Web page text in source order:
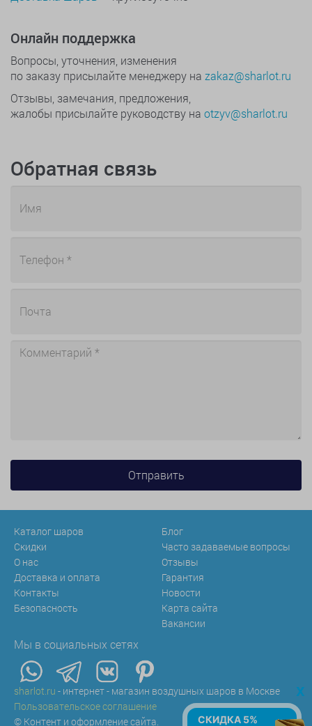
Онлайн поддержка
Вопросы, уточнения, изменения
по заказу присылайте менеджеру на zakaz@sharlot.ru
Отзывы, замечания, предложения,
жалобы присылайте руководству на otzyv@sharlot.ru
Обратная связь
Каталог шаров
Скидки
О нас
Доставка и оплата
Контакты
Безопасность
Блог
Часто задаваемые вопросы
Отзывы
Гарантия
Новости
Карта сайта
Вакансии
Мы в социальных сетях
sharlot.ru - интернет - магазин воздушных шаров в Москве
Пользовательское соглашение
© Контент и оформление сайта.
x
СКИДКА 5%